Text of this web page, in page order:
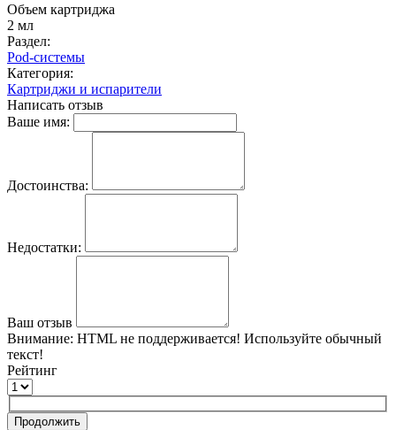
Объем картриджа
2 мл
Раздел:
Pod-системы
Категория:
Картриджи и испарители
Написать отзыв
Ваше имя:
Достоинства:
Недостатки:
Ваш отзыв
Внимание: HTML не поддерживается! Используйте обычный
текст!
Рейтинг
Продолжить